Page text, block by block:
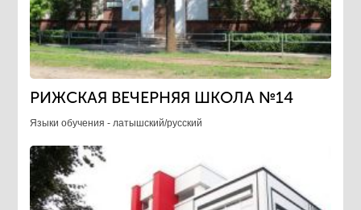
РИЖСКАЯ ВЕЧЕРНЯЯ ШКОЛА №14
Языки обучения - латышский/русский